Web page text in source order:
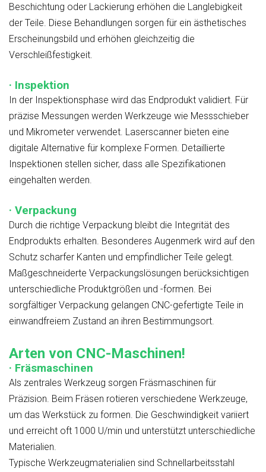
Beschichtung oder Lackierung erhöhen die Langlebigkeit
der Teile. Diese Behandlungen sorgen für ein ästhetisches
Erscheinungsbild und erhöhen gleichzeitig die
Verschleißfestigkeit.
· Inspektion
In der Inspektionsphase wird das Endprodukt validiert. Für
präzise Messungen werden Werkzeuge wie Messschieber
und Mikrometer verwendet. Laserscanner bieten eine
digitale Alternative für komplexe Formen. Detaillierte
Inspektionen stellen sicher, dass alle Spezifikationen
eingehalten werden.
· Verpackung
Durch die richtige Verpackung bleibt die Integrität des
Endprodukts erhalten. Besonderes Augenmerk wird auf den
Schutz scharfer Kanten und empfindlicher Teile gelegt.
Maßgeschneiderte Verpackungslösungen berücksichtigen
unterschiedliche Produktgrößen und -formen. Bei
sorgfältiger Verpackung gelangen CNC-gefertigte Teile in
einwandfreiem Zustand an ihren Bestimmungsort.
Arten von CNC-Maschinen!
· Fräsmaschinen
Als zentrales Werkzeug sorgen Fräsmaschinen für
Präzision. Beim Fräsen rotieren verschiedene Werkzeuge,
um das Werkstück zu formen. Die Geschwindigkeit variiert
und erreicht oft 1000 U/min und unterstützt unterschiedliche
Materialien.
Typische Werkzeugmaterialien sind Schnellarbeitsstahl